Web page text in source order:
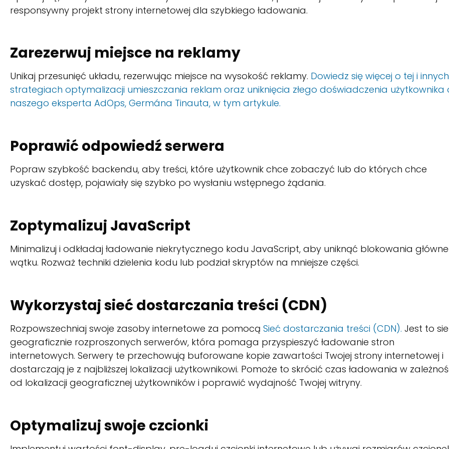
responsywny projekt strony internetowej dla szybkiego ładowania.
Zarezerwuj miejsce na reklamy
Unikaj przesunięć układu, rezerwując miejsce na wysokość reklamy. Dowiedz się więcej o tej i innych
strategiach optymalizacji umieszczania reklam oraz uniknięcia złego doświadczenia użytkownika
naszego eksperta AdOps, Germána Tinauta, w tym artykule.
Poprawić odpowiedź serwera
Popraw szybkość backendu, aby treści, które użytkownik chce zobaczyć lub do których chce
uzyskać dostęp, pojawiały się szybko po wysłaniu wstępnego żądania.
Zoptymalizuj JavaScript
Minimalizuj i odkładaj ładowanie niekrytycznego kodu JavaScript, aby uniknąć blokowania
wątku. Rozważ techniki dzielenia kodu lub podział skryptów na mniejsze części.
Wykorzystaj sieć dostarczania treści (CDN)
Rozpowszechniaj swoje zasoby internetowe za pomocą Sieć dostarczania treści (CDN). Jest to
geograficznie rozproszonych serwerów, która pomaga przyspieszyć ładowanie stron
internetowych. Serwery te przechowują buforowane kopie zawartości Twojej strony internetowej i
dostarczają je z najbliższej lokalizacji użytkownikowi. Pomoże to skrócić czas ładowania w
od lokalizacji geograficznej użytkowników i poprawić wydajność Twojej witryny.
Optymalizuj swoje czcionki